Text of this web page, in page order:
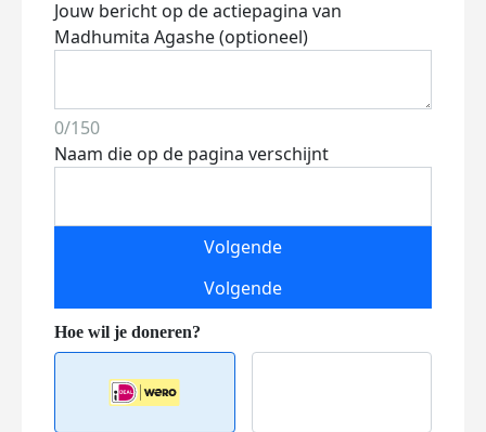
Jouw bericht op de actiepagina van
Madhumita Agashe (optioneel)
0/150
Naam die op de pagina verschijnt
Volgende
Volgende